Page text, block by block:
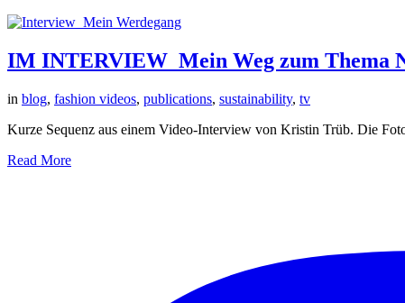
IM INTERVIEW_Mein Weg zum Thema
in blog, fashion videos, publications, sustainability, tv
Kurze Sequenz aus einem Video-Interview von Kristin Trüb. Die
Read More